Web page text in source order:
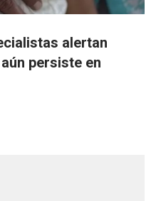
alertan
persiste en